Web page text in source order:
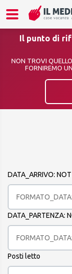
Il punto di
NON TROVI
FORNIREMO
DATA_ARRIVO:
DATA_PARTENZA:
Posti letto